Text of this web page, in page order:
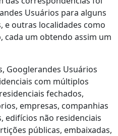
Usuários para alguns
e outras localidades como
cada um obtendo assim um
Googlerandes Usuários
com múltiplos
fechados,
empresas, companhias
edifícios não residenciais
públicas, embaixadas,